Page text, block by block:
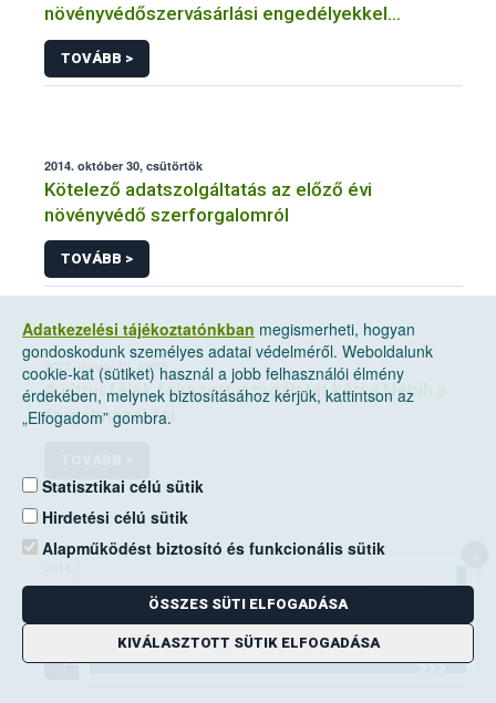
növényvédőszervásárlási engedélyekkel
kapcsolatos szabályozás
TOVÁBB >
2014. október 30, csütörtök
Kötelező adatszolgáltatás az előző évi
növényvédő szerforgalomról
TOVÁBB >
2022. január 10, hétfő
A citrusfélék fokozott vizsgálatát kéri a Nébih a
forgalmazóktól
A mezei pocok elleni védekezési kötelezettség
a földhasználók kiemelt feladata
TOVÁBB >
Adatkezelési tájékoztatónkban megismerheti, hogyan
gondoskodunk személyes adatai védelméről. Weboldalunk
cookie-kat (sütiket) használ a jobb felhasználói élmény
érdekében, melynek biztosításához kérjük, kattintson az
„Elfogadom” gombra.
Statisztikai célú sütik
Hirdetési célú sütik
Alapműködést biztosító és funkcionális sütik
ÖSSZES SÜTI ELFOGADÁSA
KIVÁLASZTOTT SÜTIK ELFOGADÁSA